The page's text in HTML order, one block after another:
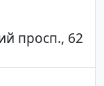
просп., 62